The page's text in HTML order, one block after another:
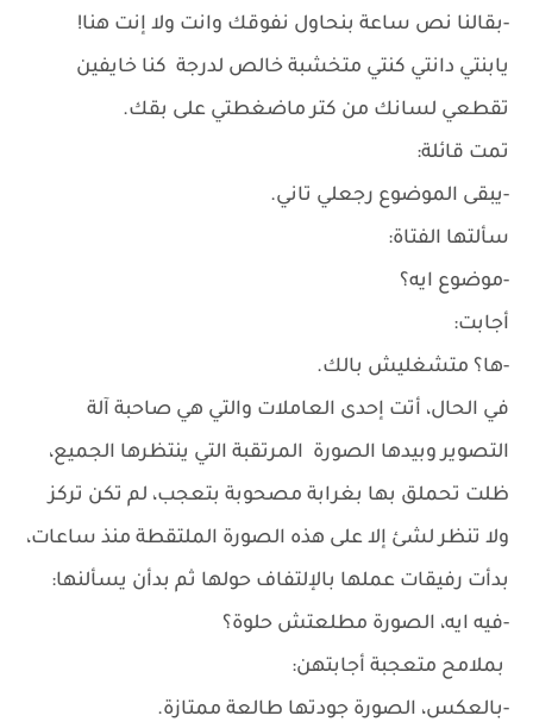
-بقالنا نص ساعة بنحاول نفوقك وانت ولا إنت هنا!
يابنتي دانتي كنتي متخشبة خالص لدرجة كنا خايفين
تقطعي لسانك من كتر ماضغطتي على بقك.
تمت قائلة:
-يبقى الموضوع رجعلي تاني.
سألتها الفتاة:
-موضوع ايه؟
أجابت:
-ها؟ متشغليش بالك.
في الحال، أتت إحدى العاملات والتي هي صاحبة آلة
التصوير وبيدها الصورة المرتقبة التي ينتظرها الجميع،
ظلت تحملق بها بغرابة مصحوبة بتعجب، لم تكن تركز
ولا تنظر لشئ إلا على هذه الصورة الملتقطة منذ ساعات،
بدأت رفيقات عملها بالإلتفاف حولها ثم بدأن يسألنها:
-فيه ايه، الصورة مطلعتش حلوة؟
بملامح متعجبة أجابتهن:
-بالعكس، الصورة جودتها طالعة ممتازة.